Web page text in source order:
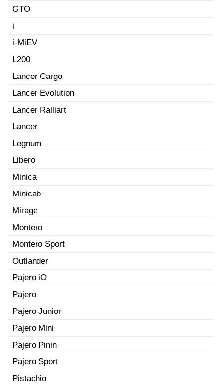
GTO
i
i-MiEV
L200
Lancer Cargo
Lancer Evolution
Lancer Ralliart
Lancer
Legnum
Libero
Minica
Minicab
Mirage
Montero
Montero Sport
Outlander
Pajero iO
Pajero
Pajero Junior
Pajero Mini
Pajero Pinin
Pajero Sport
Pistachio